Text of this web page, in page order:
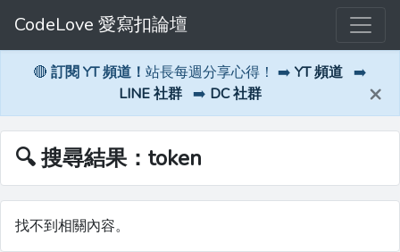
CodeLove 愛寫扣論壇
🔴 訂閱 YT 頻道！ 站長每週分享心得！ ➡️ YT 頻道 ➡️
LINE 社群 ➡️ DC 社群 ×
🔍 搜尋結果：token
找不到相關內容。